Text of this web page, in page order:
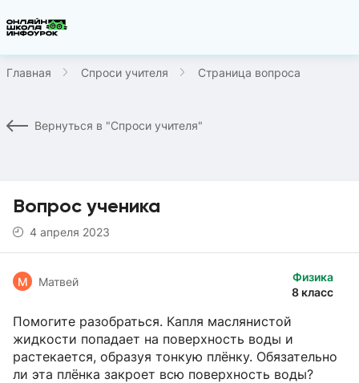
Главная Спроси учителя Страница вопроса
Вернуться в "Спроси учителя"
Вопрос ученика
4 апреля 2023
Физика
8 класс
М Матвей
Помогите разобраться. Капля маслянистой
жидкости попадает на поверхность воды и
растекается, образуя тонкую плёнку. Обязательно
ли эта плёнка закроет всю поверхность воды?